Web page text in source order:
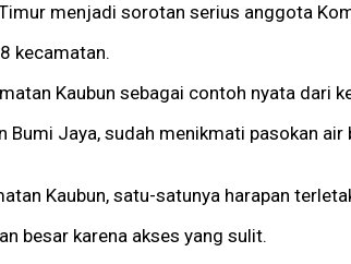
menjadi sorotan serius anggota
kecamatan.
Kaubun sebagai contoh nyata dari
Jaya, sudah menikmati pasokan
Kaubun, satu-satunya harapan
besar karena akses yang sulit.